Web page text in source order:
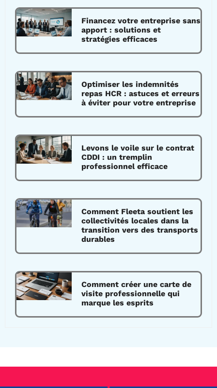
Financez votre entreprise sans
apport : solutions et
stratégies efficaces
Optimiser les indemnités
repas HCR : astuces et erreurs
à éviter pour votre entreprise
Levons le voile sur le contrat
CDDI : un tremplin
professionnel efficace
Comment Fleeta soutient les
collectivités locales dans la
transition vers des transports
durables
Comment créer une carte de
visite professionnelle qui
marque les esprits